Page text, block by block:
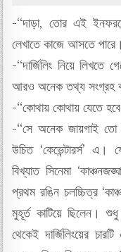
-“দাড়া, তোর এই
লেখাতে কাজে আসতে
-“দার্জিলিং নিয়ে
আরও অনেক তথ্য সংগ্রহ
-“কোথায় কোথায় যেতে
-“সে অনেক জায়গাই
উচিত ‘কেভেন্টারর্স’
বিখ্যাত সিনেমা
প্রথম রঙিন চলচ্চিত্র
মুহূর্ত কাটিয়ে ছিলেন।
থেকেই দার্জিলিংয়ের